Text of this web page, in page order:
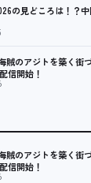
の見どころは！？
賊のアジトを築く街
信開始！
賊のアジトを築く街
信開始！